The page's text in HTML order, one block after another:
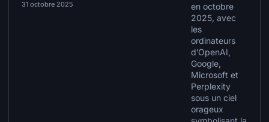
31 octobre 2025